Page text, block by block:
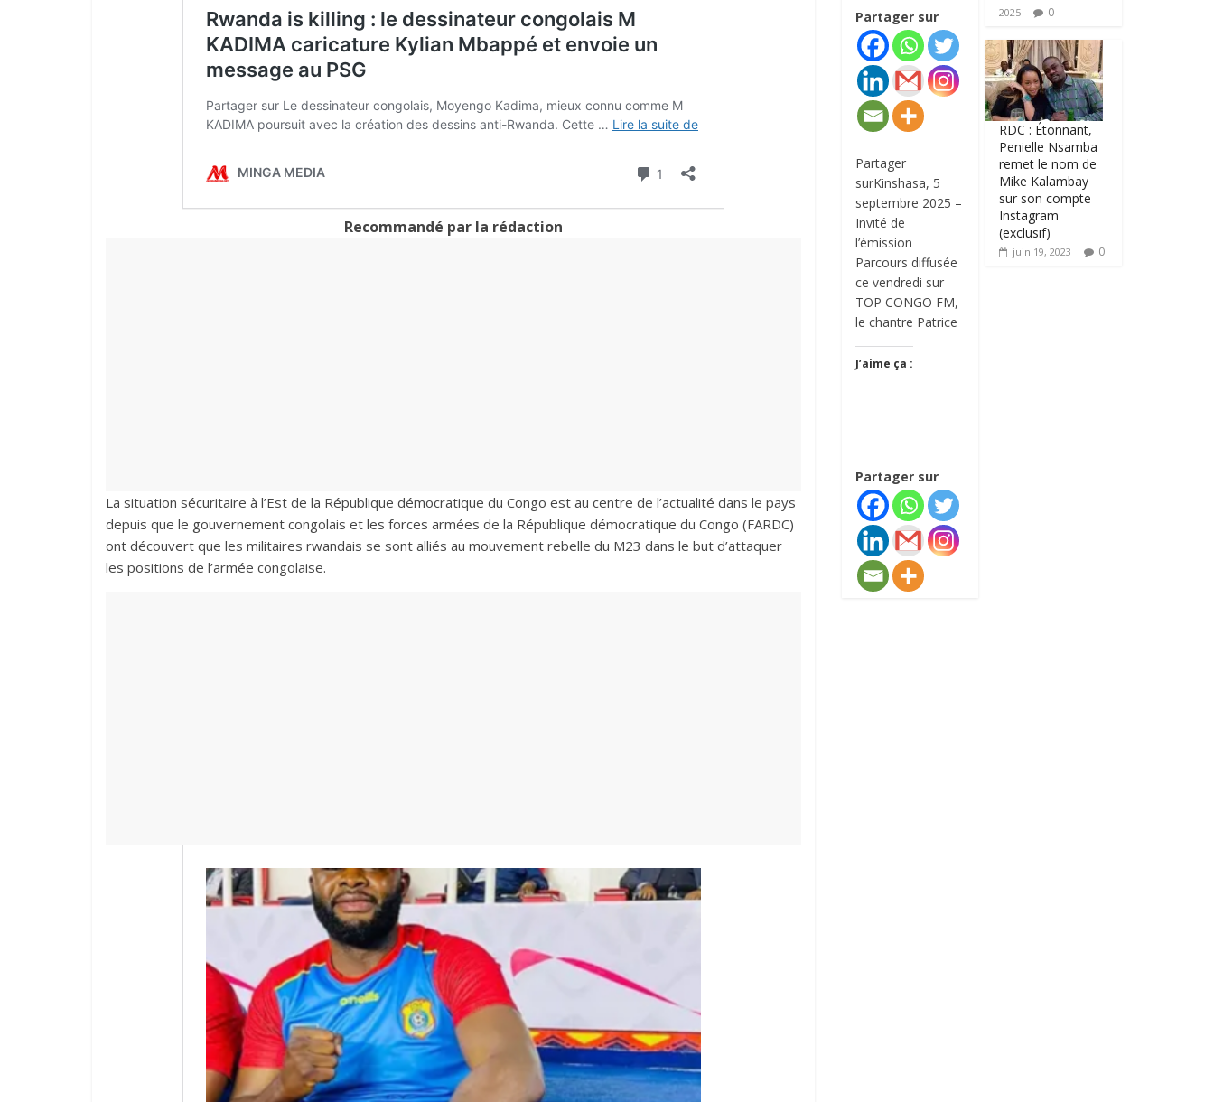
Recommandé par la rédaction
La situation sécuritaire à l’Est de la République démocratique du Congo est au centre de l’actualité dans le pays
depuis que le gouvernement congolais et les forces armées de la République démocratique du Congo (FARDC)
ont découvert que les militaires rwandais se sont alliés au mouvement rebelle du M23 dans le but d’attaquer
les positions de l’armée congolaise.
Partager sur
Partager
surKinshasa, 5
septembre 2025 –
Invité de
l’émission
Parcours diffusée
ce vendredi sur
TOP CONGO FM,
le chantre Patrice
J’aime ça :
Partager sur
2025
0
RDC : Étonnant,
Penielle Nsamba
remet le nom de
Mike Kalambay
sur son compte
Instagram
(exclusif)
juin 19, 2023 0